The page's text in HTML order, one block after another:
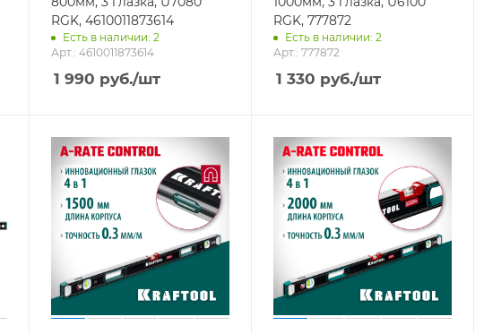
RGK, 4610011873614
Есть в наличии: 2
Арт.: 4610011873614
1 990 руб./шт
RGK, 777872
Есть в наличии: 2
Арт.: 777872
1 330 руб./шт